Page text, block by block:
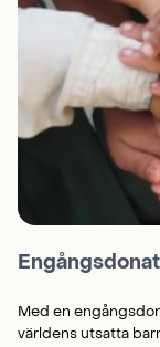
Med en
världens utsatta